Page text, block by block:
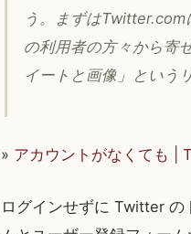
う。まずは
の利用者の方々から寄
イートと画像」という
» アカウントがなくても |
ログインせずに Twitter の